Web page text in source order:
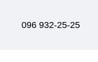
096 932-25-25